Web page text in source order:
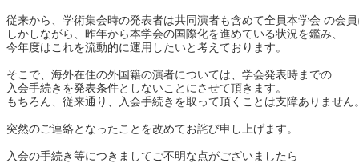
従来から、学術集会時の発表者は共同演者も含めて全員本学会 の会
しかしながら、昨年から本学会の国際化を進めている状況を鑑み、
今年度はこれを流動的に運用したいと考えております。
そこで、海外在住の外国籍の演者については、学会発表時までの
入会手続きを発表条件としないことにさせて頂きます。
もちろん、従来通り、入会手続きを取って頂くことは支障ありません
突然のご連絡となったことを改めてお詫び申し上げます。
入会の手続き等につきましてご不明な点がございましたら